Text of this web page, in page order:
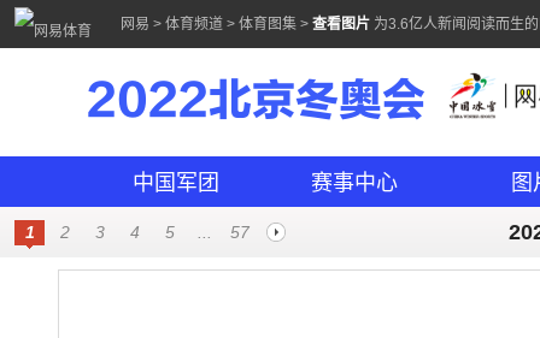
网易 > 体育频道 > 体育图集 > 查看图片 为3.6亿人新闻阅读而生
2022北京冬奥会
中国军团 赛事中心 图
1 2 3 4 5 57